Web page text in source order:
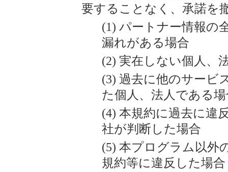
要することなく、承諾を
パートナー情報の
漏れがある場合
実在しない個人、
過去に他のサービ
た個人、法人である
本規約に過去に違
社が判断した場合
本プログラム以外
規約等に違反した場合